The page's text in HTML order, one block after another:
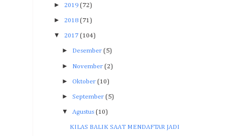
► 2019 (72)
► 2018 (71)
▼ 2017 (104)
► Desember (5)
► November (2)
► Oktober (10)
► September (5)
▼ Agustus (10)
KILAS BALIK SAAT MENDAFTAR JADI